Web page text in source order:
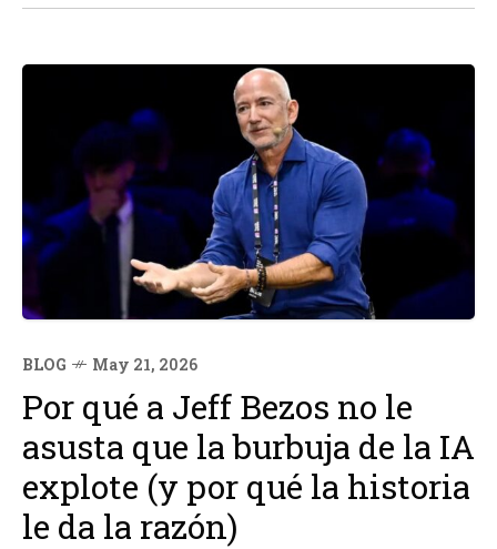
BLOG May 21, 2026
Por qué a Jeff Bezos no le
asusta que la burbuja de la IA
explote (y por qué la historia
le da la razón)